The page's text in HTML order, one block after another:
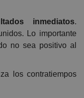
inmediatos.
Lo importante
no sea positivo al
los contratiempos